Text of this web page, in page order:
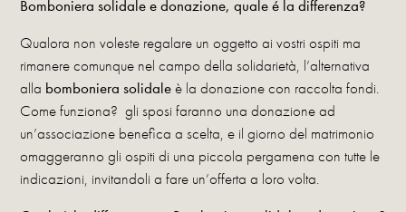
Bomboniera solidale e donazione, quale é la differenza?
Qualora non voleste regalare un oggetto ai vostri ospiti ma
rimanere comunque nel campo della solidarietà, l’alternativa
alla bomboniera solidaleè la donazione con raccolta fondi.
Come funziona? gli sposi faranno una donazione ad
un’associazione benefica a scelta, e il giorno del matrimonio
omaggeranno gli ospiti di una piccola pergamena con tutte le
indicazioni, invitandoli a fare un’offerta a loro volta.